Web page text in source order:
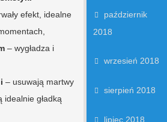
efekt, idealne
– wygładza i
– usuwają martwy
idealnie gładką
październik
2018
wrzesień 2018
sierpień 2018
lipiec 2018